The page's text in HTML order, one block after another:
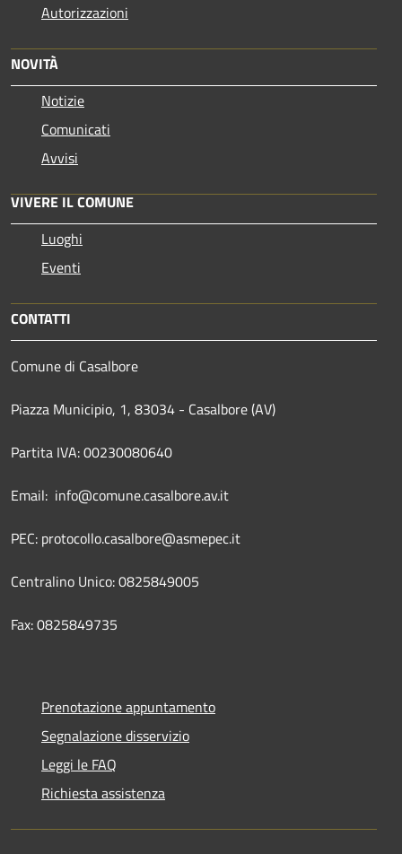
Autorizzazioni
NOVITÀ
Notizie
Comunicati
Avvisi
VIVERE IL COMUNE
Luoghi
Eventi
CONTATTI
Comune di Casalbore
Piazza Municipio, 1, 83034 - Casalbore (AV)
Partita IVA: 00230080640
Email: info@comune.casalbore.av.it
PEC: protocollo.casalbore@asmepec.it
Centralino Unico: 0825849005
Fax: 0825849735
Prenotazione appuntamento
Segnalazione disservizio
Leggi le FAQ
Richiesta assistenza